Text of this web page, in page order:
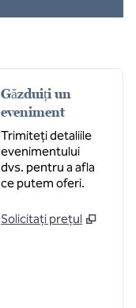
Găzduiți un
eveniment
Trimiteți detaliile
evenimentului
dvs. pentru a afla
ce putem oferi.
Solicitați prețul